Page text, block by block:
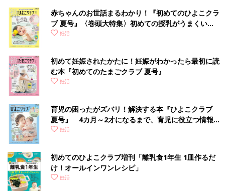
赤ちゃんのお世話まるわかり！『初めてのひよこクラ
ブ 夏号』〈巻頭大特集〉初めての授乳がうまくい
く！ おっぱい・ミルクの基本と夏のトラブル 解決テ
妊活
初めて妊娠されたかたに！妊娠がわかったら最初に読
む本『初めてのたまごクラブ 夏号』
妊活
育児の困ったがズバリ！解決する本『ひよこクラブ
夏号』 4カ月～2才になるまで、育児に役立つ情報が
いっぱい！
妊活
初めてのひよこクラブ増刊「離乳食1年生 1皿作るだ
け！オールインワン​レシピ」
妊活